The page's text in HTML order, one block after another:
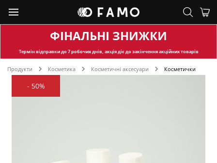
ФІНАЛЬНІ ЗНИЖКИ
Термін відправкидо 7 робочих днів, акція діє до закінчення акційних товарів
Продукти Косметика Косметичні аксесуари Косметички
- 50%